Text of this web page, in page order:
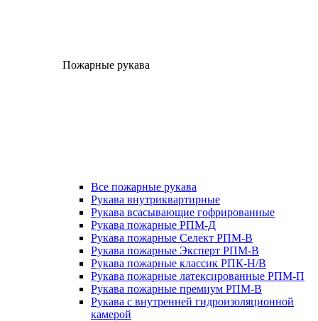
Пожарные рукава
Все пожарные рукава
Рукава внутриквартирные
Рукава всасывающие гофрированные
Рукава пожарные РПМ-Д
Рукава пожарные Селект РПМ-В
Рукава пожарные Эксперт РПМ-В
Рукава пожарные классик РПК-Н/В
Рукава пожарные латексированные РПМ-П
Рукава пожарные премиум РПМ-В
Рукава с внутренней гидроизоляционной
камерой